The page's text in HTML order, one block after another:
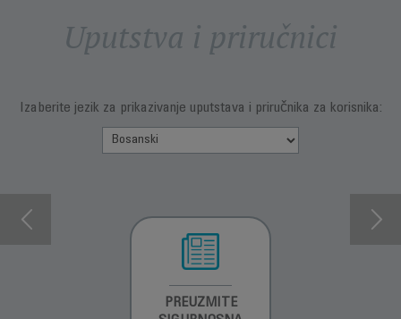
Uputstva i priručnici
Izaberite jezik za prikazivanje uputstava i priručnika za korisnika:
PREUZMITE